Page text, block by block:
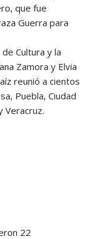
que fue
Guerra para
Cultura y la
Zamora y Elvia
reunió a cientos
Puebla, Ciudad
Veracruz.
22